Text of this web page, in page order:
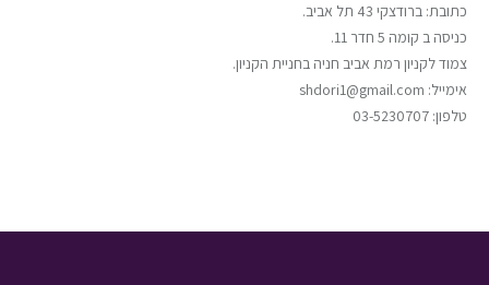
כתובת: ברודצקי 43 תל אביב.
כניסה ב קומה 5 חדר 11.
צמוד לקניון רמת אביב חניה בחניית הקניון.
אימייל: shdori1@gmail.com
טלפון: 03-5230707